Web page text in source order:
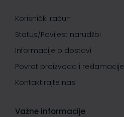
Korisnički račun
Status/Povijest narudžbi
Informacije o dostavi
Povrat proizvoda i reklamacije
Kontaktirajte nas
Važne informacije